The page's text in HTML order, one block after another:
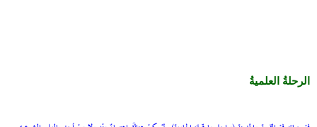
الرحلةُ العلميةُ